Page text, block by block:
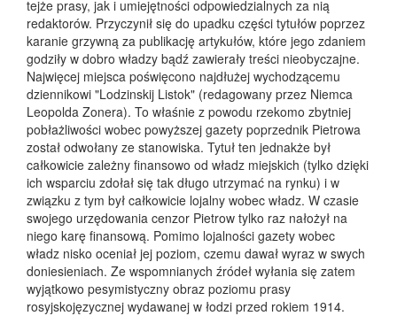
tejże prasy, jak i umiejętności odpowiedzialnych za nią
redaktorów. Przyczynił się do upadku części tytułów poprzez
karanie grzywną za publikację artykułów, które jego zdaniem
godziły w dobro władzy bądź zawierały treści nieobyczajne.
Najwięcej miejsca poświęcono najdłużej wychodzącemu
dziennikowi "Lodzinskij Listok" (redagowany przez Niemca
Leopolda Zonera). To właśnie z powodu rzekomo zbytniej
pobłażliwości wobec powyższej gazety poprzednik Pietrowa
został odwołany ze stanowiska. Tytuł ten jednakże był
całkowicie zależny finansowo od władz miejskich (tylko dzięki
ich wsparciu zdołał się tak długo utrzymać na rynku) i w
związku z tym był całkowicie lojalny wobec władz. W czasie
swojego urzędowania cenzor Pietrow tylko raz nałożył na
niego karę finansową. Pomimo lojalności gazety wobec
władz nisko oceniał jej poziom, czemu dawał wyraz w swych
doniesieniach. Ze wspomnianych źródeł wyłania się zatem
wyjątkowo pesymistyczny obraz poziomu prasy
rosyjskojęzycznej wydawanej w łodzi przed rokiem 1914.